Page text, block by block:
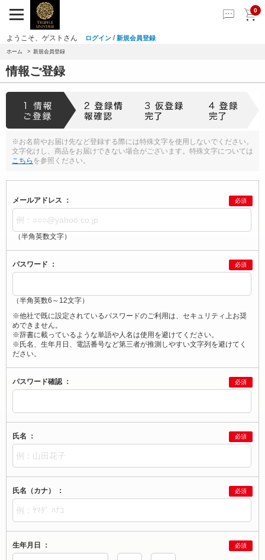
0
ようこそ、ゲストさん ログイン /新規会員登録
ホーム 新規会員登録
情報ご登録
※お名前やお届け先など登録する際には特殊文字を使用しないでください。
文字化けし、商品をお届けできない場合がございます。特殊文字については
こちら を参照ください。
メールアドレス ： 必須
（半角英数文字）
パスワード ： 必須
（半角英数6～12文字）
※他社で既に設定されているパスワードのご利用は、セキュリティ上お奨
めできません。
※辞書に載っているような単語や人名は使用を避けてください。
※氏名、生年月日、電話番号など第三者が推測しやすい文字列を避けてく
ださい。
パスワード確認 ： 必須
氏名 ： 必須
氏名（カナ） ： 必須
生年月日 ： 必須